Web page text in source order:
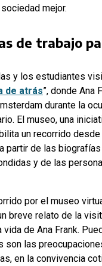
mejor.
de trabajo
y los estudiantes
de atrás”, donde Ana
durante la
El museo, una
un recorrido
partir de las
y de las
por el museo
breve relato de la
vida de Ana Frank.
son las
en la convivencia